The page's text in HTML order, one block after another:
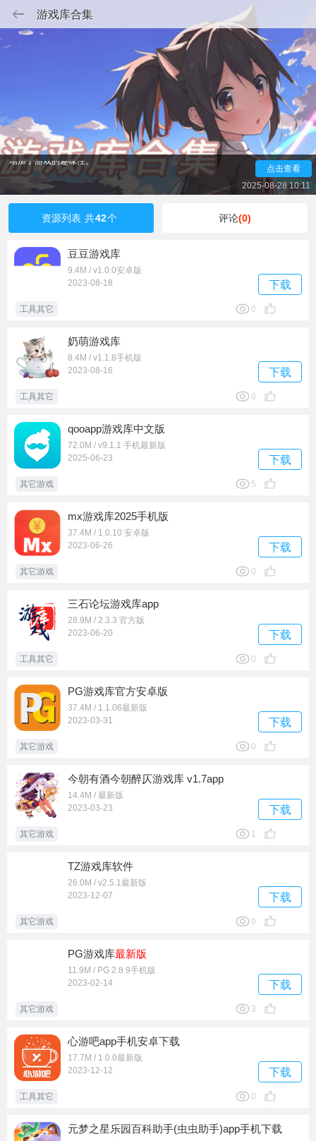
游戏库合集
游戏库为用户提供了丰富的游戏资源，方便用户快速找到
自己喜欢的游戏。用户可以在一个平台上浏览各种类型的游
戏，节省了在不同网站之间跳转的时间。此外，游戏库通常提
内容和玩家评价，从而做出更明智的选择。同时，一些游戏库
增加了游戏的趣味性。
点击查看
2025-08-28 10:11
资源列表 共42个 评论(0)
豆豆游戏库
9.4M / v1.0.0安卓版
2023-08-18
下载
工具其它 0
奶萌游戏库
8.4M / v1.1.8手机版
2023-08-16
下载
工具其它 0
qooapp游戏库中文版
72.0M / v9.1.1 手机最新版
2025-06-23
下载
其它游戏 5
mx游戏库2025手机版
37.4M / 1.0.10 安卓版
2023-06-26
下载
其它游戏 0
三石论坛游戏库app
28.9M / 2.3.3 官方版
2023-06-20
下载
工具其它 0
PG游戏库官方安卓版
37.4M / 1.1.06最新版
2023-03-31
下载
其它游戏 0
今朝有酒今朝醉仄游戏库 v1.7app
14.4M / 最新版
2023-03-23
下载
其它游戏 1
TZ游戏库软件
26.0M / v2.5.1最新版
2023-12-07
下载
其它游戏 0
PG游戏库最新版
11.9M / PG 2.8.9手机版
2023-02-14
下载
其它游戏 3
心游吧app手机安卓下载
17.7M / 1.0.0最新版
2023-12-12
下载
工具其它 0
元梦之星乐园百科助手(虫虫助手)app手机下载